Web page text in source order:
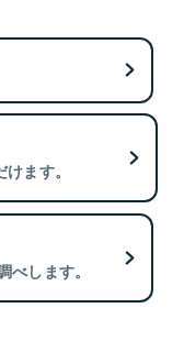
ます。
します。